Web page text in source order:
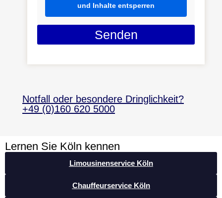
und Inhalte entsperren
Senden
Notfall oder besondere Dringlichkeit?
+49 (0)160 620 5000
Lernen Sie Köln kennen
Limousinenservice Köln
Chauffeurservice Köln